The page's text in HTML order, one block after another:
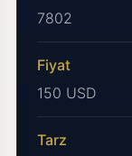
7802
Fiyat
150 USD
Tarz